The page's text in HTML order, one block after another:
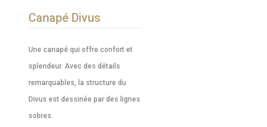
Canapé Divus
Une canapé qui offre confort et
splendeur. Avec des détails
remarquables, la structure du
Divus est dessinée par des lignes
sobres.